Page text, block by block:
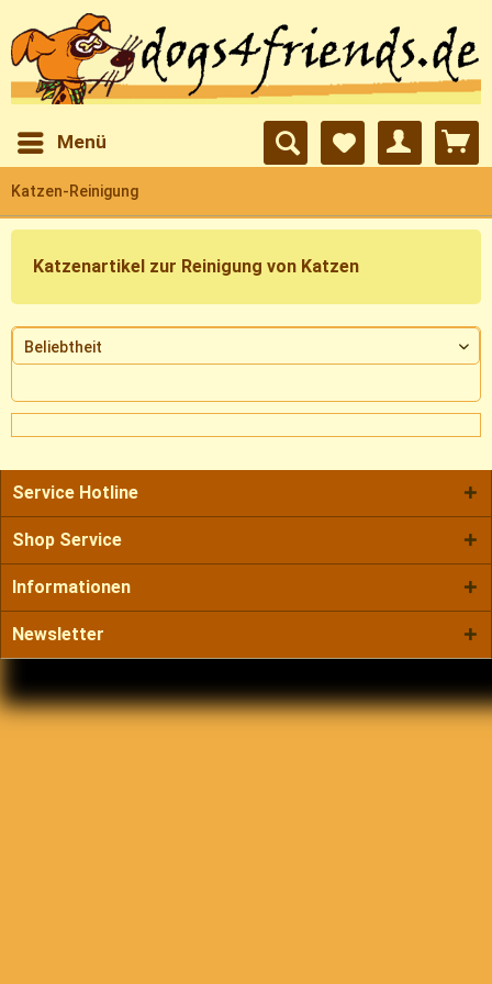
Menü
Katzen-Reinigung
Katzenartikel zur Reinigung von Katzen
Service Hotline
Shop Service
Informationen
Newsletter